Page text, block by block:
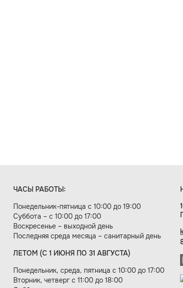
ЧАСЫ РАБОТЫ:
Понедельник-пятница с 10:00 до 19:00
Суббота – с 10:00 до 17:00
Воскресенье – выходной день
Последняя среда месяца – санитарный день
ЛЕТОМ (С 1 ИЮНЯ ПО 31 АВГУСТА)
Понедельник, среда, пятница с 10:00 до 17:00
Вторник, четверг с 11:00 до 18:00
веб-студия «Цифровой век»